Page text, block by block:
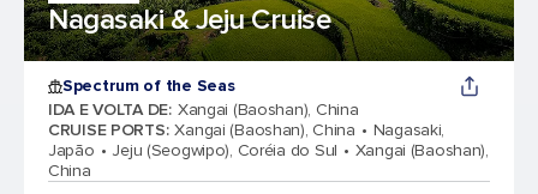
Nagasaki & Jeju Cruise
Spectrum of the Seas
IDA E VOLTA DE: Xangai (Baoshan), China
CRUISE PORTS: Xangai (Baoshan), China
Nagasaki,
Japão
Jeju (Seogwipo), Coréia do Sul
Xangai (Baoshan),
China